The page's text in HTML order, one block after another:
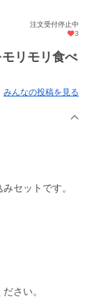
注文受付停止中
3
リモリ食べ
みんなの投稿を見る
セットです。